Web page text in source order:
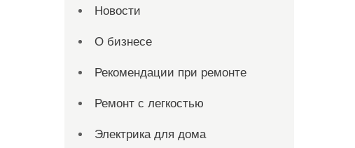
Новости
О бизнесе
Рекомендации при ремонте
Ремонт с легкостью
Электрика для дома